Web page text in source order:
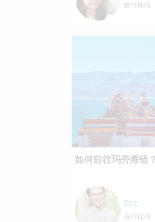
旅行顾问
如何前往玛旁雍错？
Eric
旅行顾问